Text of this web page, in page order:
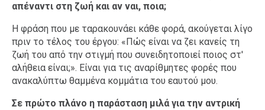
απέναντι στη ζωή και αν ναι, ποια;
Η φράση που με ταρακουνάει κάθε φορά, ακούγεται λίγο
πριν το τέλος του έργου: «Πώς είναι να ζει κανείς τη
ζωή του από την στιγμή που συνειδητοποιεί ποιος στ'
αλήθεια είναι;». Είναι για τις αναρίθμητες φορές που
ανακαλύπτω θαμμένα κομμάτια του εαυτού μου.
Σε πρώτο πλάνο η παράσταση μιλά για την αντρική